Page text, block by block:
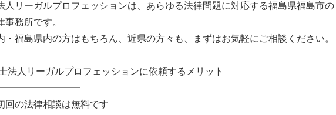
人リーガルプロフェッションは、あらゆる法律問題に対応する福島県福島市の
事務所です。
・福島県内の方はもちろん、近県の方々も、まずはお気軽にご相談ください。
法人リーガルプロフェッションに依頼するメリット
回の法律相談は無料です